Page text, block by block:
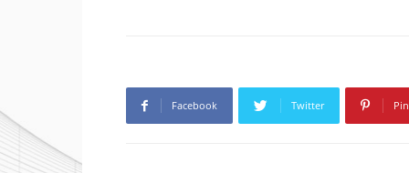
Facebook Twitter